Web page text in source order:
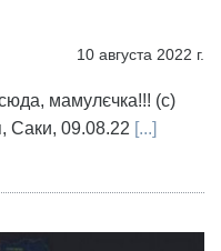
10 августа 2022 г.
мамулєчка!!! (с)
Саки, 09.08.22 [...]